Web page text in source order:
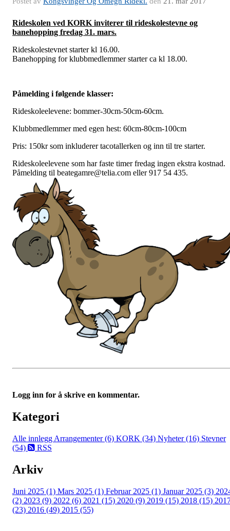
Rideskolen ved KORK inviterer til rideskolestevne og
banehopping fredag 31. mars.
Rideskolestevnet starter kl 16.00.
Banehopping for klubbmedlemmer starter ca kl 18.00.
Påmelding i følgende klasser:
Rideskoleelevene: bommer-30cm-50cm-60cm.
Klubbmedlemmer med egen hest: 60cm-80cm-100cm
Pris: 150kr som inkluderer tacotallerken og inn til tre starter.
Rideskoleelevene som har faste timer fredag ingen ekstra kostnad.
Påmelding til beategamre@telia.com eller 917 54 435.
Logg inn for å skrive en kommentar.
Kategori
Alle innlegg Arrangementer (6) KORK (34) Nyheter (16) Stevner
(54)
RSS
Arkiv
Juni 2025 (1) Mars 2025 (1) Februar 2025 (1) Januar 2025 (3)
(2) 2023 (9) 2022 (6) 2021 (15) 2020 (9) 2019 (15) 2018 (15)
(23) 2016 (49) 2015 (55)